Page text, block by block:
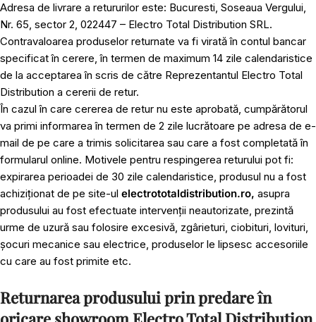
Adresa de livrare a retururilor este: Bucuresti, Soseaua Vergului,
Nr. 65, sector 2, 022447 – Electro Total Distribution SRL.
Contravaloarea produselor returnate va fi virată în contul bancar
specificat în cerere, în termen de maximum 14 zile calendaristice
de la acceptarea în scris de către Reprezentantul Electro Total
Distribution a cererii de retur.
În cazul în care cererea de retur nu este aprobată, cumpărătorul
va primi informarea în termen de 2 zile lucrătoare pe adresa de e-
mail de pe care a trimis solicitarea sau care a fost completată în
formularul online. Motivele pentru respingerea returului pot fi:
expirarea perioadei de 30 zile calendaristice, produsul nu a fost
achiziționat de pe site-ul electrototaldistribution.ro, asupra
produsului au fost efectuate intervenții neautorizate, prezintă
urme de uzură sau folosire excesivă, zgârieturi, ciobituri, lovituri,
șocuri mecanice sau electrice, produselor le lipsesc accesoriile
cu care au fost primite etc.
Returnarea produsului prin predare în